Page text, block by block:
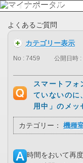
よくあるご質問
カテゴリー表示
No : 7459 公開日時
スマートフォ
ていないのに
用中」のメッ
カテゴリー： 機種
時間をおいて再